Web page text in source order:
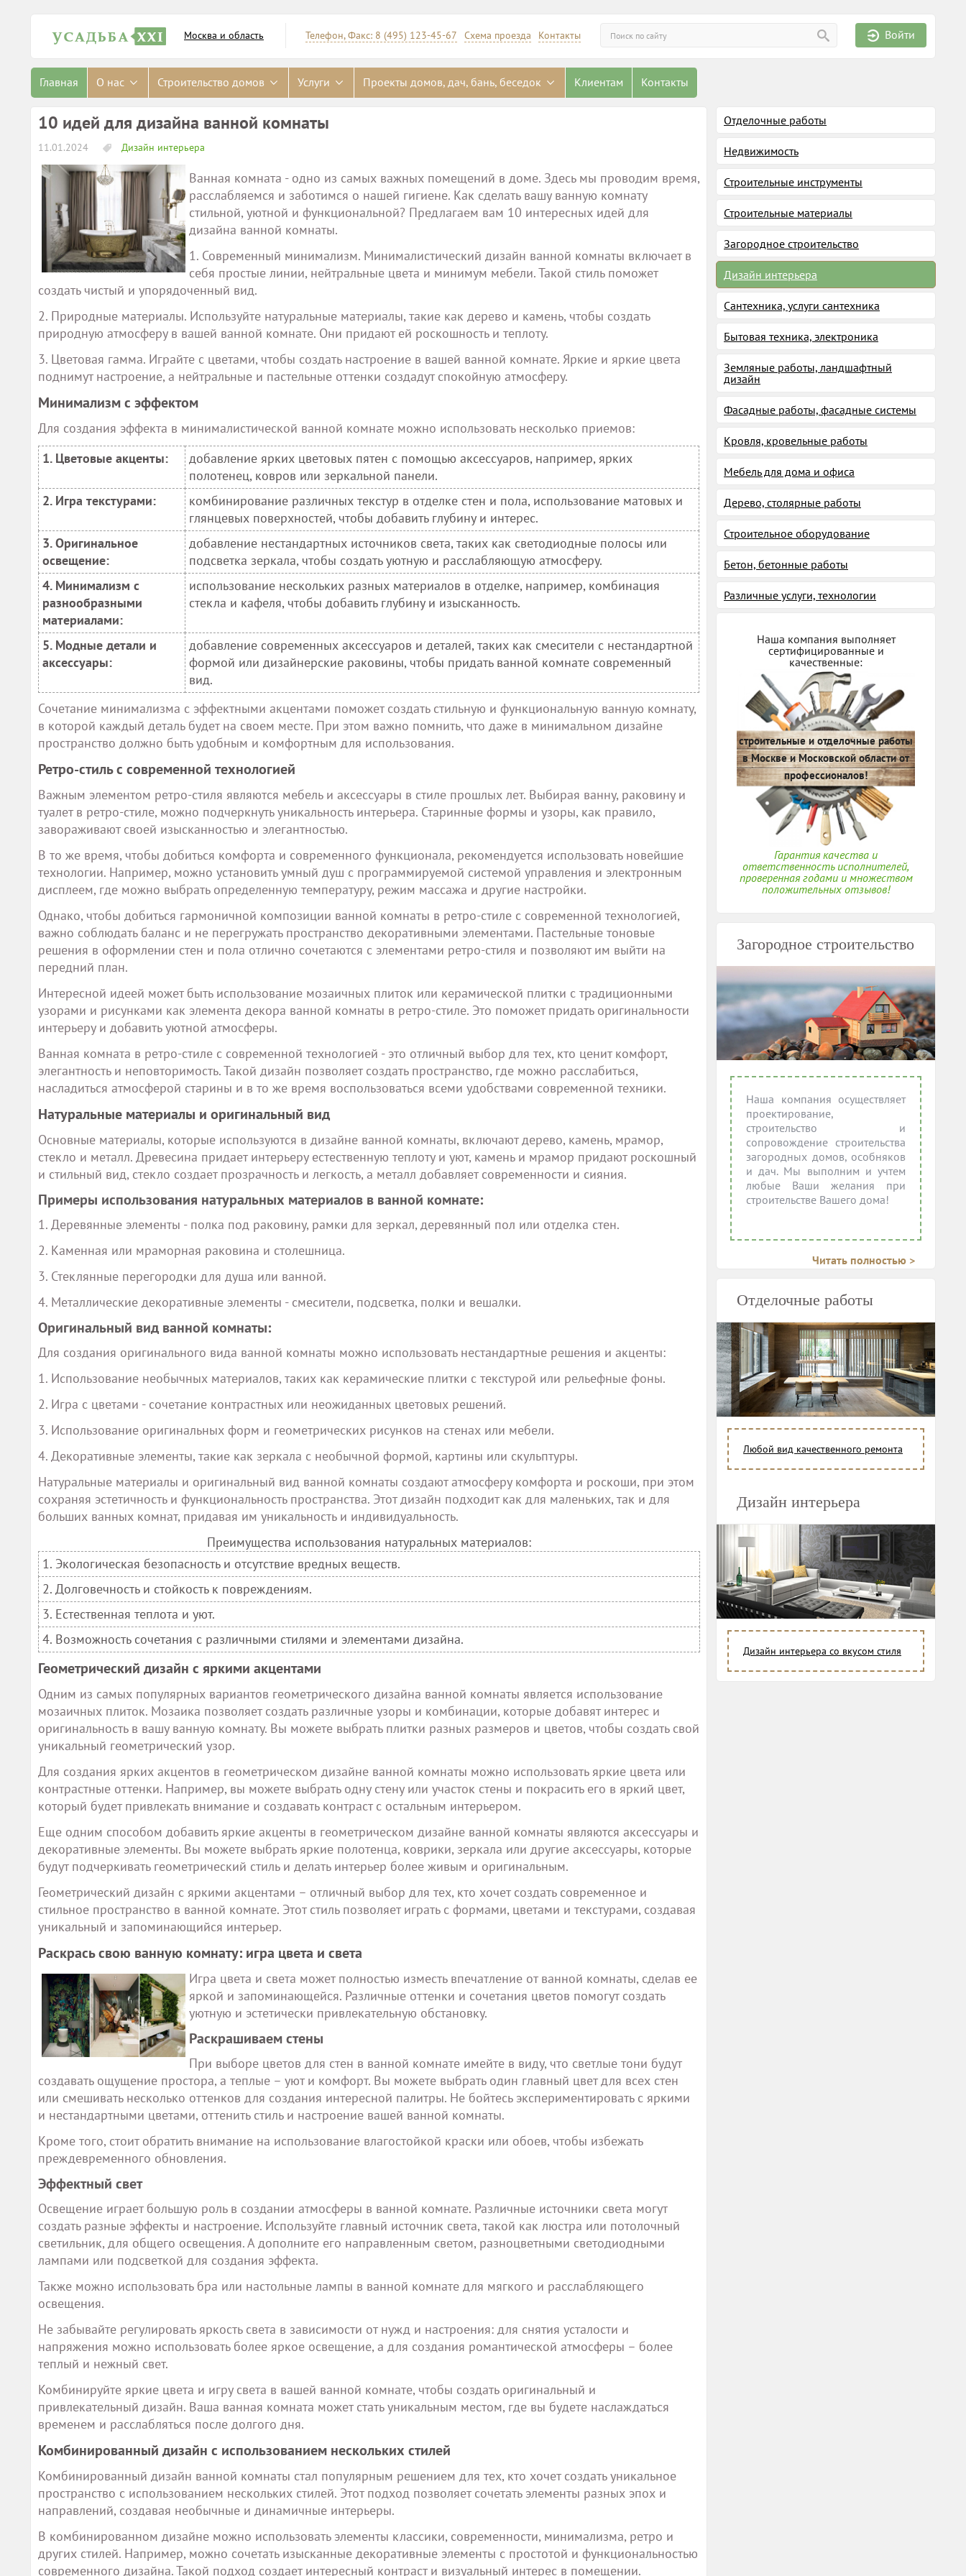
Войти
Искать
Телефон, Факс: 8 (495) 123-45-67 Схема проезда Контакты
Москва и область
Главная О нас Строительство домов Услуги Проекты домов, дач, бань, беседок Клиентам Контакты
10 идей для дизайна ванной комнаты
11.01.2024 Дизайн интерьера
Ванная комната - одно из самых важных помещений в доме. Здесь мы проводим время,
расслабляемся и заботимся о нашей гигиене. Как сделать вашу ванную комнату
стильной, уютной и функциональной? Предлагаем вам 10 интересных идей для
дизайна ванной комнаты.
1. Современный минимализм. Минималистический дизайн ванной комнаты включает в
себя простые линии, нейтральные цвета и минимум мебели. Такой стиль поможет
создать чистый и упорядоченный вид.
2. Природные материалы. Используйте натуральные материалы, такие как дерево и камень, чтобы создать
природную атмосферу в вашей ванной комнате. Они придают ей роскошность и теплоту.
3. Цветовая гамма. Играйте с цветами, чтобы создать настроение в вашей ванной комнате. Яркие и яркие цвета
поднимут настроение, а нейтральные и пастельные оттенки создадут спокойную атмосферу.
Минимализм с эффектом
Для создания эффекта в минималистической ванной комнате можно использовать несколько приемов:
1. Цветовые акценты:
добавление ярких цветовых пятен с помощью аксессуаров, например, ярких
полотенец, ковров или зеркальной панели.
2. Игра текстурами:
комбинирование различных текстур в отделке стен и пола, использование матовых и
глянцевых поверхностей, чтобы добавить глубину и интерес.
3. Оригинальное
освещение:
добавление нестандартных источников света, таких как светодиодные полосы или
подсветка зеркала, чтобы создать уютную и расслабляющую атмосферу.
4. Минимализм с
разнообразными
материалами:
использование нескольких разных материалов в отделке, например, комбинация
стекла и кафеля, чтобы добавить глубину и изысканность.
5. Модные детали и
аксессуары:
добавление современных аксессуаров и деталей, таких как смесители с нестандартной
формой или дизайнерские раковины, чтобы придать ванной комнате современный
вид.
Сочетание минимализма с эффектными акцентами поможет создать стильную и функциональную ванную комнату,
в которой каждый деталь будет на своем месте. При этом важно помнить, что даже в минимальном дизайне
пространство должно быть удобным и комфортным для использования.
Ретро-стиль с современной технологией
Важным элементом ретро-стиля являются мебель и аксессуары в стиле прошлых лет. Выбирая ванну, раковину и
туалет в ретро-стиле, можно подчеркнуть уникальность интерьера. Старинные формы и узоры, как правило,
завораживают своей изысканностью и элегантностью.
В то же время, чтобы добиться комфорта и современного функционала, рекомендуется использовать новейшие
технологии. Например, можно установить умный душ с программируемой системой управления и электронным
дисплеем, где можно выбрать определенную температуру, режим массажа и другие настройки.
Однако, чтобы добиться гармоничной композиции ванной комнаты в ретро-стиле с современной технологией,
важно соблюдать баланс и не перегружать пространство декоративными элементами. Пастельные тоновые
решения в оформлении стен и пола отлично сочетаются с элементами ретро-стиля и позволяют им выйти на
передний план.
Интересной идеей может быть использование мозаичных плиток или керамической плитки с традиционными
узорами и рисунками как элемента декора ванной комнаты в ретро-стиле. Это поможет придать оригинальности
интерьеру и добавить уютной атмосферы.
Ванная комната в ретро-стиле с современной технологией - это отличный выбор для тех, кто ценит комфорт,
элегантность и неповторимость. Такой дизайн позволяет создать пространство, где можно расслабиться,
насладиться атмосферой старины и в то же время воспользоваться всеми удобствами современной техники.
Натуральные материалы и оригинальный вид
Основные материалы, которые используются в дизайне ванной комнаты, включают дерево, камень, мрамор,
стекло и металл. Древесина придает интерьеру естественную теплоту и уют, камень и мрамор придают роскошный
и стильный вид, стекло создает прозрачность и легкость, а металл добавляет современности и сияния.
Примеры использования натуральных материалов в ванной комнате:
1. Деревянные элементы - полка под раковину, рамки для зеркал, деревянный пол или отделка стен.
2. Каменная или мраморная раковина и столешница.
3. Стеклянные перегородки для душа или ванной.
4. Металлические декоративные элементы - смесители, подсветка, полки и вешалки.
Оригинальный вид ванной комнаты:
Для создания оригинального вида ванной комнаты можно использовать нестандартные решения и акценты:
1. Использование необычных материалов, таких как керамические плитки с текстурой или рельефные фоны.
2. Игра с цветами - сочетание контрастных или неожиданных цветовых решений.
3. Использование оригинальных форм и геометрических рисунков на стенах или мебели.
4. Декоративные элементы, такие как зеркала с необычной формой, картины или скульптуры.
Натуральные материалы и оригинальный вид ванной комнаты создают атмосферу комфорта и роскоши, при этом
сохраняя эстетичность и функциональность пространства. Этот дизайн подходит как для маленьких, так и для
больших ванных комнат, придавая им уникальность и индивидуальность.
Преимущества использования натуральных материалов:
1. Экологическая безопасность и отсутствие вредных веществ.
2. Долговечность и стойкость к повреждениям.
3. Естественная теплота и уют.
4. Возможность сочетания с различными стилями и элементами дизайна.
Геометрический дизайн с яркими акцентами
Одним из самых популярных вариантов геометрического дизайна ванной комнаты является использование
мозаичных плиток. Мозаика позволяет создать различные узоры и комбинации, которые добавят интерес и
оригинальность в вашу ванную комнату. Вы можете выбрать плитки разных размеров и цветов, чтобы создать свой
уникальный геометрический узор.
Для создания ярких акцентов в геометрическом дизайне ванной комнаты можно использовать яркие цвета или
контрастные оттенки. Например, вы можете выбрать одну стену или участок стены и покрасить его в яркий цвет,
который будет привлекать внимание и создавать контраст с остальным интерьером.
Еще одним способом добавить яркие акценты в геометрическом дизайне ванной комнаты являются аксессуары и
декоративные элементы. Вы можете выбрать яркие полотенца, коврики, зеркала или другие аксессуары, которые
будут подчеркивать геометрический стиль и делать интерьер более живым и оригинальным.
Геометрический дизайн с яркими акцентами – отличный выбор для тех, кто хочет создать современное и
стильное пространство в ванной комнате. Этот стиль позволяет играть с формами, цветами и текстурами, создавая
уникальный и запоминающийся интерьер.
Раскрась свою ванную комнату: игра цвета и света
Игра цвета и света может полностью изместь впечатление от ванной комнаты, сделав ее
яркой и запоминающейся. Различные оттенки и сочетания цветов помогут создать
уютную и эстетически привлекательную обстановку.
Раскрашиваем стены
При выборе цветов для стен в ванной комнате имейте в виду, что светлые тони будут
создавать ощущение простора, а теплые – уют и комфорт. Вы можете выбрать один главный цвет для всех стен
или смешивать несколько оттенков для создания интересной палитры. Не бойтесь экспериментировать с яркими
и нестандартными цветами, оттенить стиль и настроение вашей ванной комнаты.
Кроме того, стоит обратить внимание на использование влагостойкой краски или обоев, чтобы избежать
преждевременного обновления.
Эффектный свет
Освещение играет большую роль в создании атмосферы в ванной комнате. Различные источники света могут
создать разные эффекты и настроение. Используйте главный источник света, такой как люстра или потолочный
светильник, для общего освещения. А дополните его направленным светом, разноцветными светодиодными
лампами или подсветкой для создания эффекта.
Также можно использовать бра или настольные лампы в ванной комнате для мягкого и расслабляющего
освещения.
Не забывайте регулировать яркость света в зависимости от нужд и настроения: для снятия усталости и
напряжения можно использовать более яркое освещение, а для создания романтической атмосферы – более
теплый и нежный свет.
Комбинируйте яркие цвета и игру света в вашей ванной комнате, чтобы создать оригинальный и
привлекательный дизайн. Ваша ванная комната может стать уникальным местом, где вы будете наслаждаться
временем и расслабляться после долгого дня.
Комбинированный дизайн с использованием нескольких стилей
Комбинированный дизайн ванной комнаты стал популярным решением для тех, кто хочет создать уникальное
пространство с использованием нескольких стилей. Этот подход позволяет сочетать элементы разных эпох и
направлений, создавая необычные и динамичные интерьеры.
В комбинированном дизайне можно использовать элементы классики, современности, минимализма, ретро и
других стилей. Например, можно сочетать изысканные декоративные элементы с простотой и функциональностью
современного дизайна. Такой подход создает интересный контраст и визуальный интерес в помещении.
Отделочные работы
Недвижимость
Строительные инструменты
Строительные материалы
Загородное строительство
Дизайн интерьера
Сантехника, услуги сантехника
Бытовая техника, электроника
Земляные работы, ландшафтный
дизайн
Фасадные работы, фасадные системы
Кровля, кровельные работы
Мебель для дома и офиса
Дерево, столярные работы
Строительное оборудование
Бетон, бетонные работы
Различные услуги, технологии
Наша компания выполняет
сертифицированные и
качественные:
строительные и отделочные работы
в Москве и Московской области от
профессионалов!
Гарантия качества и
ответственность исполнителей,
проверенная годами и множеством
положительных отзывов!
Загородное строительство
Наша компания осуществляет
проектирование,
строительство и
сопровождение строительства
загородных домов, особняков
и дач. Мы выполним и учтем
любые Ваши желания при
строительстве Вашего дома!
Читать полностью >
Отделочные работы
Любой вид качественного ремонта
Дизайн интерьера
Дизайн интерьера со вкусом стиля